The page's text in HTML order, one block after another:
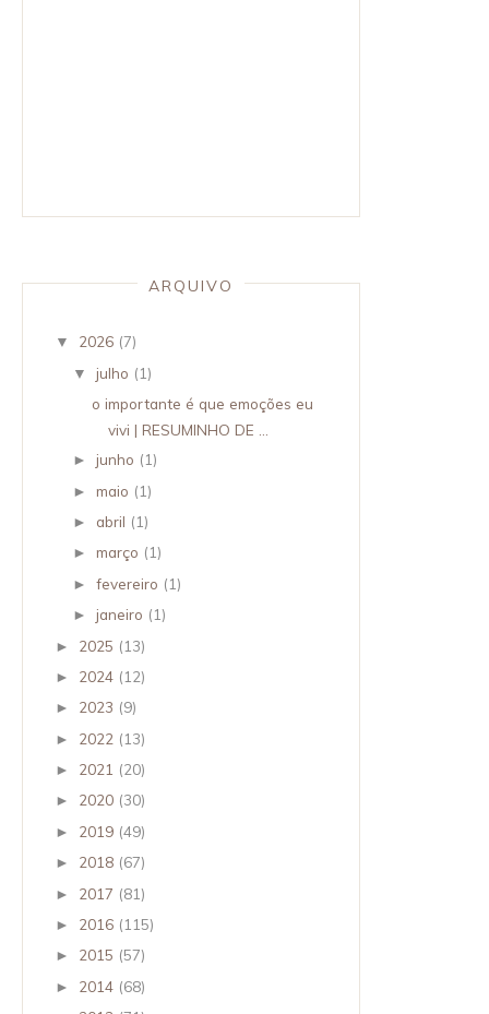
ARQUIVO
▼ 2026 (7)
▼ julho (1)
o importante é que emoções eu
vivi | RESUMINHO DE ...
► junho (1)
►maio (1)
► abril (1)
►março (1)
►fevereiro (1)
► janeiro (1)
► 2025 (13)
► 2024 (12)
► 2023 (9)
► 2022 (13)
► 2021 (20)
► 2020 (30)
► 2019 (49)
► 2018 (67)
► 2017 (81)
► 2016 (115)
► 2015 (57)
► 2014 (68)